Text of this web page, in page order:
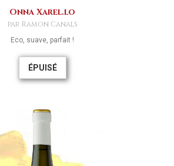
Onna Xarel.lo
par Ramon Canals
Eco, suave, parfait !
ÉPUISÉ